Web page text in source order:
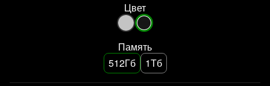
Цвет
Память
512Гб
1Тб